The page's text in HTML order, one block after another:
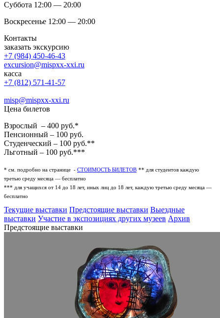
Суббота 12:00 — 20:00
Воскресенье 12:00 — 20:00
Контакты
заказать экскурсию
+7 (984) 450-46-43
excursion@mispxx-xxi.ru
касса
+7 (812) 571-41-57
misp@mispxx-xxi.ru
Цена билетов
Взрослый – 400 руб.*
Пенсионный – 100 руб.
Студенческий – 100 руб.**
Льготный – 100 руб.***
* см. подробно на странице - СТОИМОСТЬ БИЛЕТОВ ** для студентов каждую
третью среду месяца — бесплатно
*** для учащихся от 14 до 18 лет, иных лиц до 18 лет, каждую третью среду месяца —
бесплатно
Текущие выставки Предстоящие выставки Выездные
выставки Участие в экспозициях других музеев Архив
Предстоящие выставки